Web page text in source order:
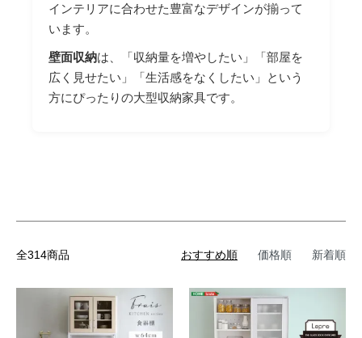
インテリアに合わせた豊富なデザインが揃って
います。
壁面収納は、「収納量を増やしたい」「部屋を
広く見せたい」「生活感をなくしたい」という
方にぴったりの大型収納家具です。
全314商品 おすすめ順 価格順 新着順